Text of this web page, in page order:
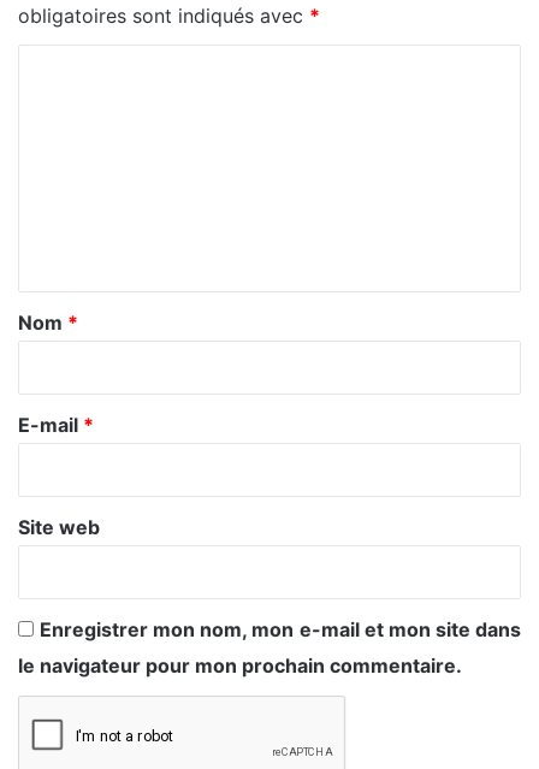
obligatoires sont indiqués avec *
a
e
Nom *
E-mail *
Site web
Enregistrer mon nom, mon e-mail et mon site dans
le navigateur pour mon prochain commentaire.